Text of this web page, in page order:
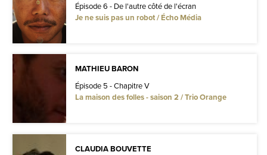
Épisode 6 - De l'autre côté de l'écran
Je ne suis pas un robot / Écho Média
MATHIEU BARON
Épisode 5 - Chapitre V
La maison des folles - saison 2 / Trio Orange
CLAUDIA BOUVETTE